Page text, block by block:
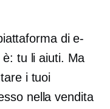
di e-
tu li aiuti. Ma
i tuoi
nella vendita